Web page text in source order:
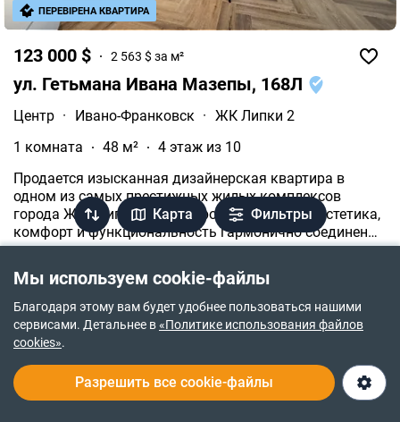
Мы используем cookie-файлы
Благодаря этому вам будет удобнее пользоваться нашими
сервисами. Детальнее в«Политике использования файлов
cookies».
Разрешить все cookie-файлы
Карта Фильтры
123 000 $ 2 563 $ за м²
ул. Гетьмана Ивана Мазепы, 168Л
Центр · Ивано-Франковск · ЖК Липки 2
1 комната
48 м²
4 этаж из 10
Продается изысканная дизайнерская квартира в
одном из самых престижных жилых комплексов
города ЖК «Липки 2». Это пространство, где эстетика,
комфорт и функциональность гармонично соединены
в каждой детали.
июл.
Еще 4 предложения этого объекта
ПЕРЕВІРЕНА КВАРТИРА